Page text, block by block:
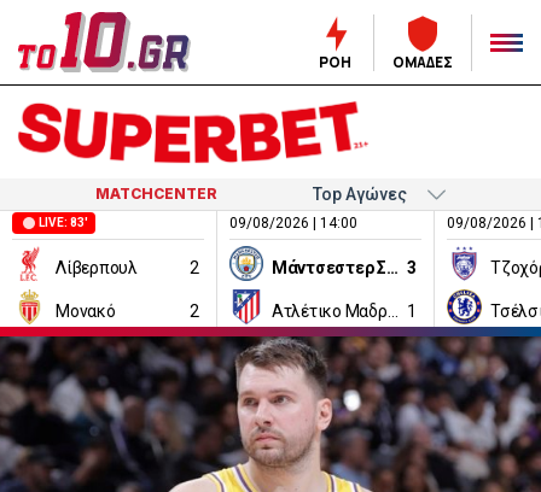
ΡΟΗ ΟΜΑΔΕΣ
MATCHCENTER
09/08/2026 | 14:00
Μάντσεστερ Σίτι 3
1
09/08/2026 |
LIVE: 83'
Λίβερπουλ 2
Μονακό 2